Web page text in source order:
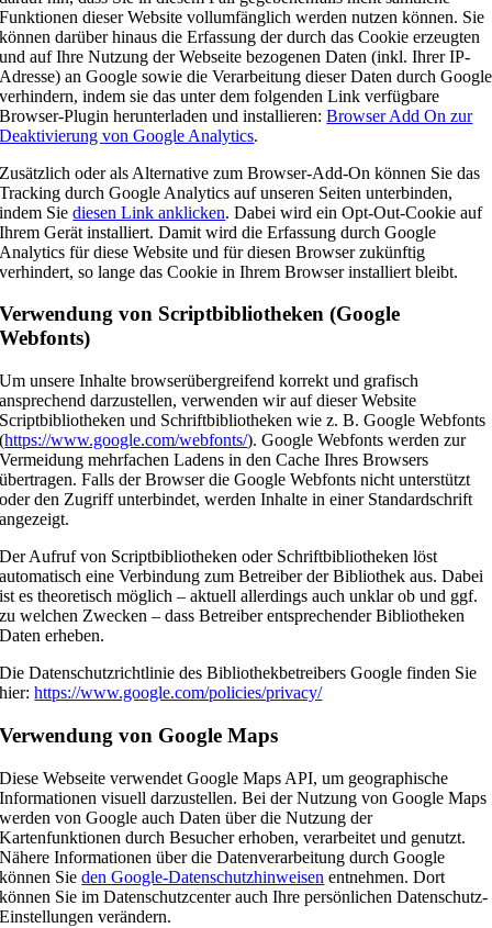
Funktionen dieser Website vollumfänglich werden nutzen können. Sie
können darüber hinaus die Erfassung der durch das Cookie erzeugten
und auf Ihre Nutzung der Webseite bezogenen Daten (inkl. Ihrer IP-
Adresse) an Google sowie die Verarbeitung dieser Daten durch Google
verhindern, indem sie das unter dem folgenden Link verfügbare
Browser-Plugin herunterladen und installieren:Browser Add On zur
Deaktivierung von Google Analytics.
Zusätzlich oder als Alternative zum Browser-Add-On können Sie das
Tracking durch Google Analytics auf unseren Seiten unterbinden,
indem Siediesen Link anklicken. Dabei wird ein Opt-Out-Cookie auf
Ihrem Gerät installiert. Damit wird die Erfassung durch Google
Analytics für diese Website und für diesen Browser zukünftig
verhindert, so lange das Cookie in Ihrem Browser installiert bleibt.
Verwendung von Scriptbibliotheken (Google
Webfonts)
Um unsere Inhalte browserübergreifend korrekt und grafisch
ansprechend darzustellen, verwenden wir auf dieser Website
Scriptbibliotheken und Schriftbibliotheken wie z. B. Google Webfonts
(https://www.google.com/webfonts/). Google Webfonts werden zur
Vermeidung mehrfachen Ladens in den Cache Ihres Browsers
übertragen. Falls der Browser die Google Webfonts nicht unterstützt
oder den Zugriff unterbindet, werden Inhalte in einer Standardschrift
angezeigt.
Der Aufruf von Scriptbibliotheken oder Schriftbibliotheken löst
automatisch eine Verbindung zum Betreiber der Bibliothek aus. Dabei
ist es theoretisch möglich – aktuell allerdings auch unklar ob und ggf.
zu welchen Zwecken – dass Betreiber entsprechender Bibliotheken
Daten erheben.
Die Datenschutzrichtlinie des Bibliothekbetreibers Google finden Sie
hier:https://www.google.com/policies/privacy/
Verwendung von Google Maps
Diese Webseite verwendet Google Maps API, um geographische
Informationen visuell darzustellen. Bei der Nutzung von Google Maps
werden von Google auch Daten über die Nutzung der
Kartenfunktionen durch Besucher erhoben, verarbeitet und genutzt.
Nähere Informationen über die Datenverarbeitung durch Google
können Sieden Google-Datenschutzhinweisen entnehmen. Dort
können Sie im Datenschutzcenter auch Ihre persönlichen Datenschutz-
Einstellungen verändern.